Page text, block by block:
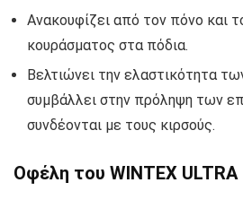
Ανακουφίζει από τον πόνο και
κουράσματος στα πόδια.
Βελτιώνει την ελαστικότητα
συμβάλλει στην πρόληψη των
συνδέονται με τους κιρσούς.
Οφέλη του WINTEX ULTRA